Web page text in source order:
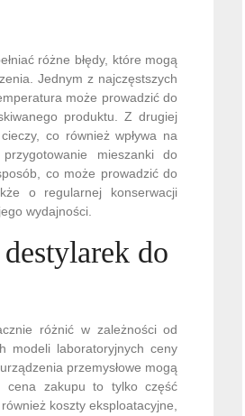
różne błędy, które mogą
Jednym z najczęstszych
może prowadzić do
produktu. Z drugiej
co również wpływa na
mieszanki do
co może prowadzić do
o regularnej konserwacji
wydajności.
do
różnić w zależności od
modeli laboratoryjnych ceny
przemysłowe mogą
cena zakupu to tylko część
koszty eksploatacyjne,